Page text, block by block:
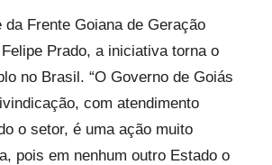
da Frente Goiana de Geração
Prado, a iniciativa torna o
no Brasil. “O Governo de Goiás
com atendimento
o setor, é uma ação muito
pois em nenhum outro Estado o